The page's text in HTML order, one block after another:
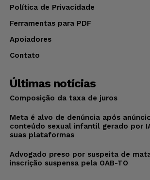
Política de Privacidade
Ferramentas para PDF
Apoiadores
Contato
Últimas notícias
Composição da taxa de juros
Meta é alvo de denúncia após
conteúdo sexual infantil gerado por
suas plataformas
Advogado preso por suspeita de
inscrição suspensa pela OAB-TO